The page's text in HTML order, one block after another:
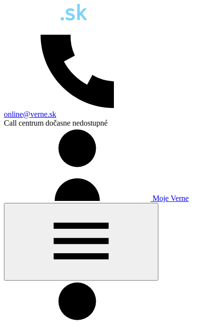
online@verne.sk
Call centrum dočasne nedostupné
Moje Verne